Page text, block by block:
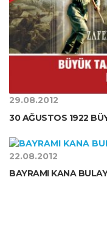
29.08.2012
30 AĞUSTOS 1922
22.08.2012
BAYRAMI KANA